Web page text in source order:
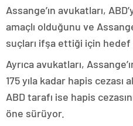
Assange’ın avukatları,
amaçlı olduğunu ve
suçları ifşa ettiği için hedef
Ayrıca avukatları,
175 yıla kadar hapis
ABD tarafı ise hapis
öne sürüyor.